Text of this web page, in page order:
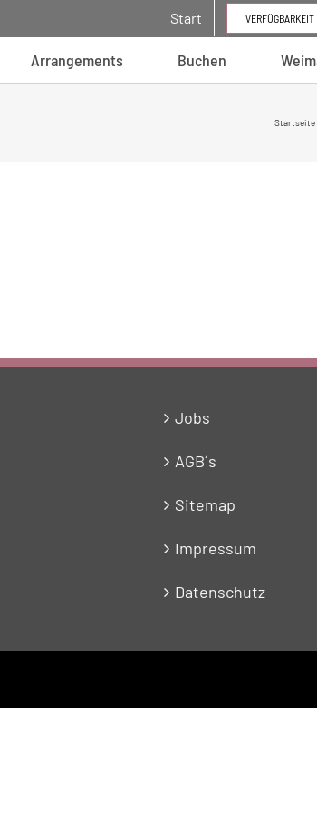
Start VERFÜGBARKEIT
Arrangements Buchen
Startseite
Jobs
AGB´s
Sitemap
Impressum
Datenschutz